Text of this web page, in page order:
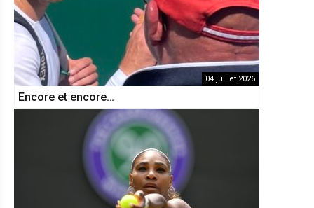
04 juillet 2026
Encore et encore…